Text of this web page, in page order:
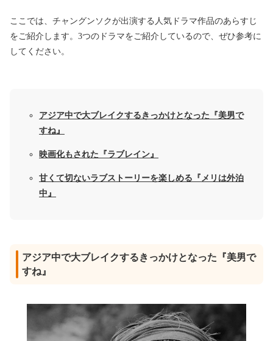
ここでは、チャングンソクが出演する人気ドラマ作品のあらすじ
をご紹介します。3つのドラマをご紹介しているので、ぜひ参考に
してください。
アジア中で大ブレイクするきっかけとなった『美男で
すね』
映画化もされた『ラブレイン』
甘くて切ないラブストーリーを楽しめる『メリは外泊
中』
アジア中で大ブレイクするきっかけとなった『美男で
すね』